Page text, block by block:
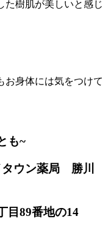
た樹肌が美しいと感じ
お身体には気をつけて
も~
ウン薬局 勝川
目89番地の14